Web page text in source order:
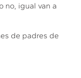
no, igual van a
de padres de